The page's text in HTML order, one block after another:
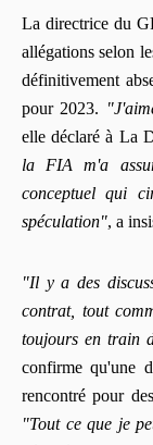
La directrice du
allégations selon
définitivement
pour 2023.
elle déclaré à La
la FIA m'a
conceptuel qui
spéculation", a
"Il y a des
contrat, tout
toujours en train
confirme qu'une
rencontré pour
"Tout ce que je